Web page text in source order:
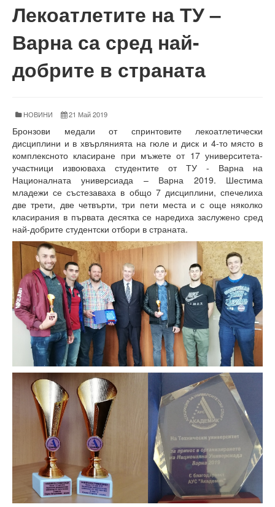
Тържество по случай празника на университета
Мандатна програма
Ректор
Органи за управление
Факултети и Колежи
Факултети
Машинно-технологичен факултет
Корабостроителен факултет
Електротехнически факултет
Факултет по изчислителна техника и автоматизация
Колежи
Добруджански технологичен колеж
Колеж в структурата на ТУ-Варна
Департамент ЕПОС
Научноизследователски институт
Отдели и Центрове
Високотехнологичен парк
Ресурси
Лекоатлетите на ТУ –
Варна са сред най-
добрите в страната
НОВИНИ 21 Май 2019
Бронзови медали от спринтовите лекоатлетически
дисциплини и в хвърлянията на гюле и диск и 4-то място в
комплексното класиране при мъжете от 17 университета-
участници извоюваха студентите от ТУ - Варна на
Националната универсиада – Варна 2019. Шестима
младежи се състезаваха в общо 7 дисциплини, спечелиха
две трети, две четвърти, три пети места и с още няколко
класирания в първата десятка се наредиха заслужено сред
най-добрите студентски отбори в страната.